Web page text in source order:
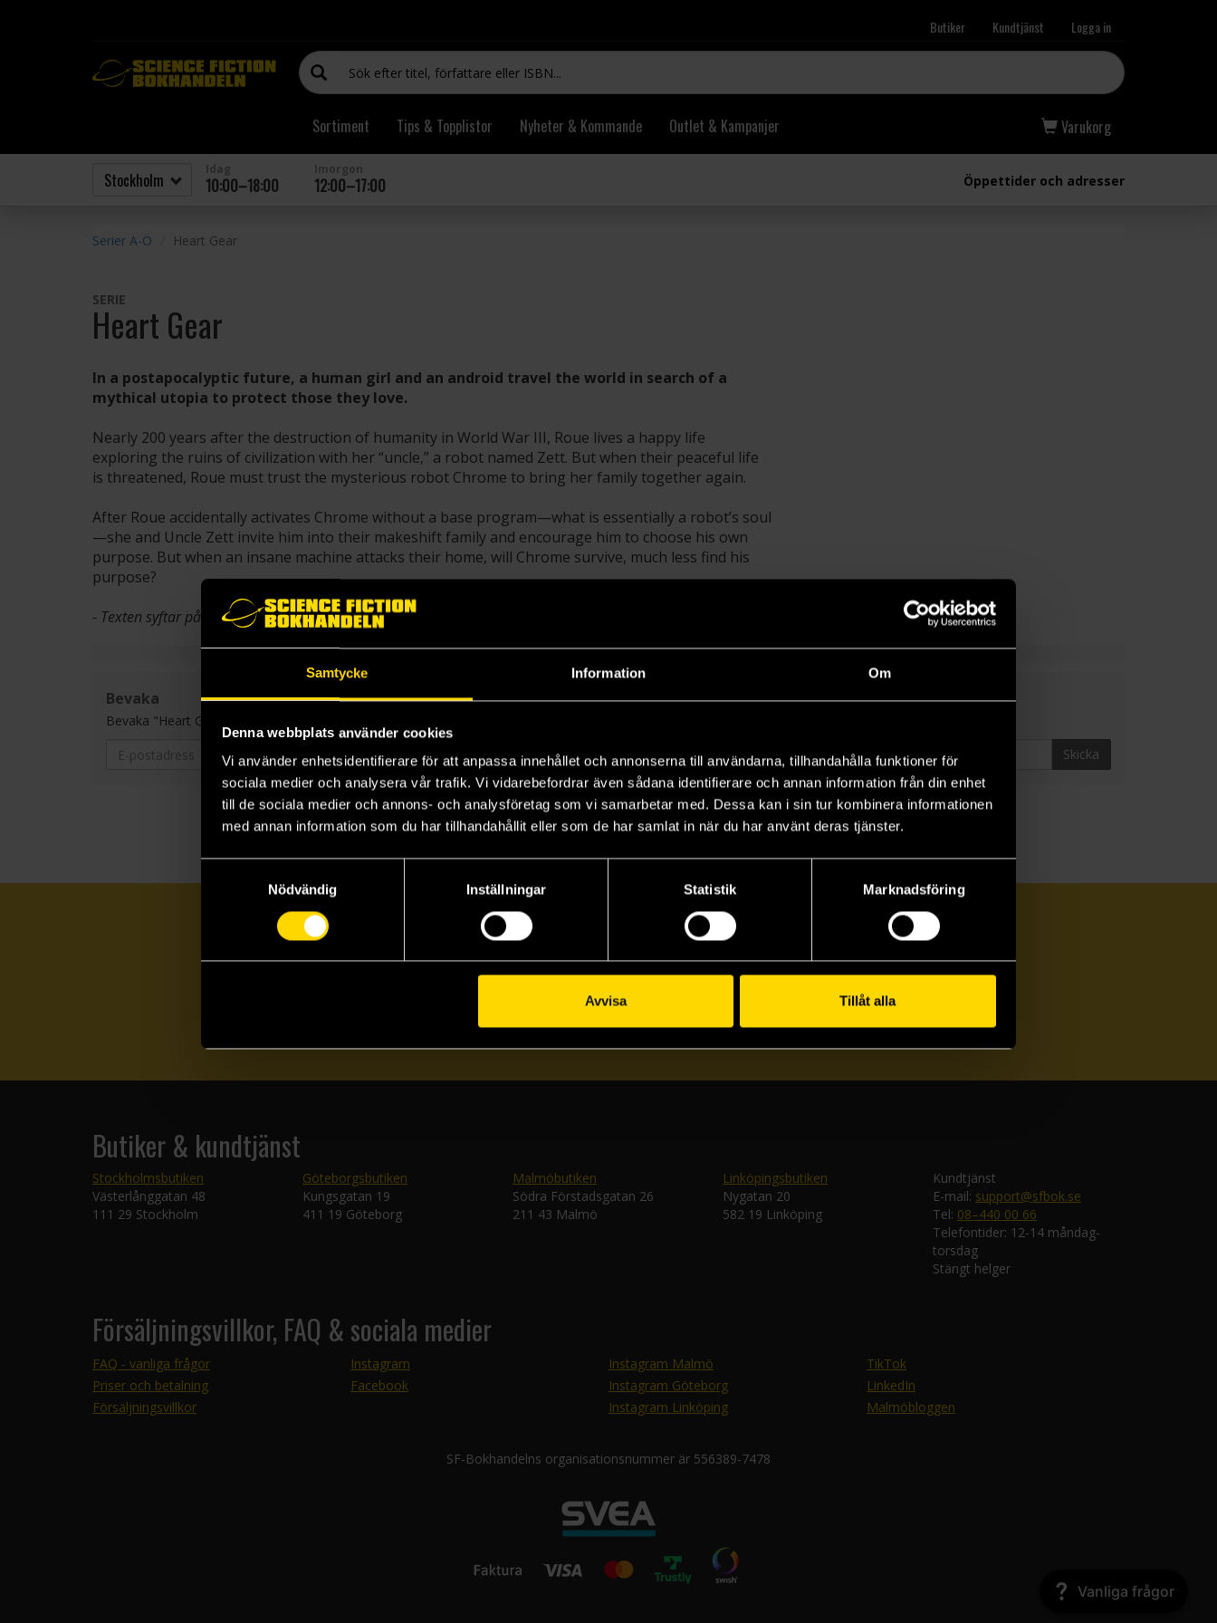
Samtycke Information Om
Denna webbplats använder cookies
Vi använder enhetsidentifierare för att anpassa innehållet och annonserna till användarna, tillhandahålla funktioner för
sociala medier och analysera vår trafik. Vi vidarebefordrar även sådana identifierare och annan information från din enhet
till de sociala medier och annons- och analysföretag som vi samarbetar med. Dessa kan i sin tur kombinera informationen
med annan information som du har tillhandahållit eller som de har samlat in när du har använt deras tjänster.
Nödvändig
Inställningar Statistik Marknadsföring
Avvisa Tillåt alla
Butiker Kundtjänst Logga in
Sortiment Tips & Topplistor Nyheter & Kommande Outlet & Kampanjer Varukorg
10:00–18:00 12:00–17:00 Öppettider och adresser
Serier A-Ö Heart Gear
SERIE
Heart Gear
In a postapocalyptic future, a human girl and an android travel the world in search of a
mythical utopia to protect those they love.
Nearly 200 years after the destruction of humanity in World War III, Roue lives a happy life
exploring the ruins of civilization with her “uncle,” a robot named Zett. But when their peaceful life
is threatened, Roue must trust the mysterious robot Chrome to bring her family together again.
After Roue accidentally activates Chrome without a base program—what is essentially a robot’s soul
—she and Uncle Zett invite him into their makeshift family and encourage him to choose his own
purpose. But when an insane machine attacks their home, will Chrome survive, much less find his
purpose?
- Texten syftar på första delen i serien.
Bevaka
Bevaka "Heart Gear" och få ett mail varje gång en ny del i serien blir tillgänglig för beställning.
Skicka
Prenumerera på vårt nyhetsbrev
Veckobrevet
Skicka
Butiker & kundtjänst
Stockholmsbutiken
Västerlånggatan 48
111 29 Stockholm
Göteborgsbutiken
Kungsgatan 19
411 19 Göteborg
Malmöbutiken
Södra Förstadsgatan 26
211 43 Malmö
Linköpingsbutiken
Nygatan 20
582 19 Linköping
Kundtjänst
E-mail: support@sfbok.se
Tel: 08–440 00 66
Telefontider: 12-14 måndag-
torsdag
Stängt helger
Försäljningsvillkor, FAQ & sociala medier
FAQ - vanliga frågor
Priser och betalning
Försäljningsvillkor
Instagram
Facebook
Instagram Malmö
Instagram Göteborg
Instagram Linköping
TikTok
LinkedIn
Malmöbloggen
SF-Bokhandelns organisationsnummer är 556389-7478
Vanliga frågor